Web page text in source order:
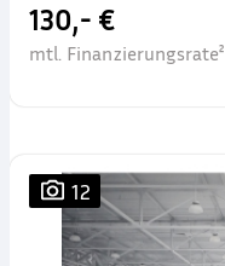
130,- €
mtl. Finanzierungsrate²
12